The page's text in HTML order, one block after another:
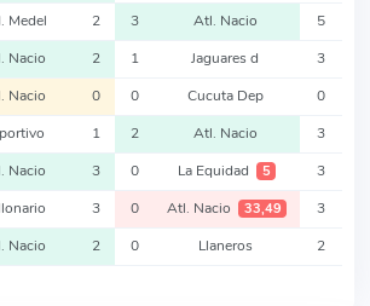
Medel 2 3 Atl. Nacio 5
Nacio 2 1 Jaguares d 3
Nacio 0 0 Cucuta Dep 0
1 2 Atl. Nacio 3
Nacio 3 0 La Equidad 5 3
3 0 Atl. Nacio 33,49 3
Nacio 2 0 Llaneros 2